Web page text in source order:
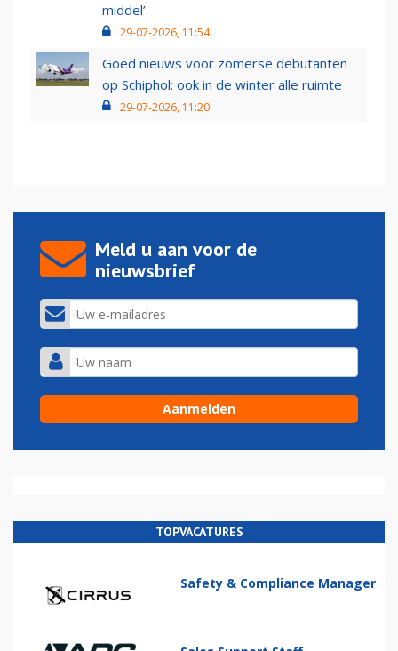
middel’
29-07-2026, 11:54
Goed nieuws voor zomerse debutanten
op Schiphol: ook in de winter alle ruimte
29-07-2026, 11:20
Meld u aan voor de
nieuwsbrief
TOPVACATURES
Safety & Compliance Manager